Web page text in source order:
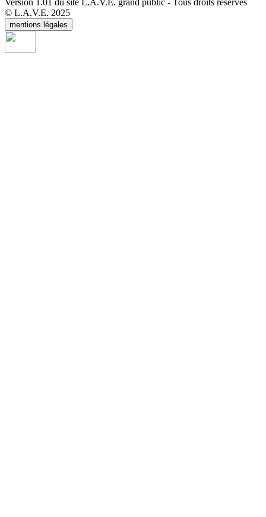
Version 1.01 du site L.A.V.E. grand public - Tous droits réservés
© L.A.V.E. 2025
mentions légales